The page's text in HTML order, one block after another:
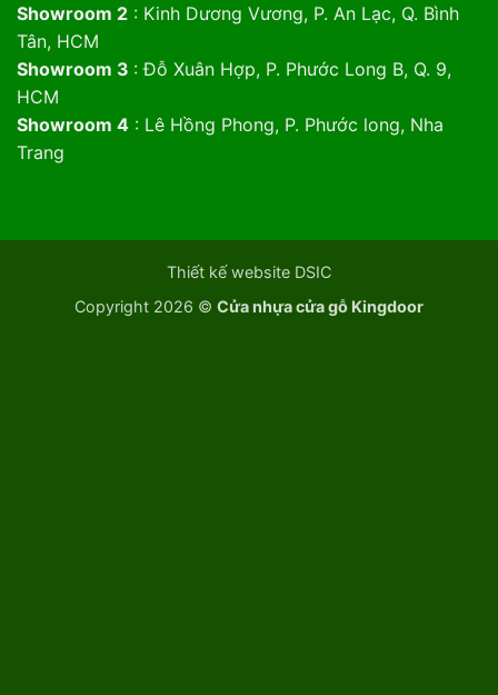
Showroom 2: Kinh Dương Vương, P. An Lạc, Q. Bình
Tân, HCM
Showroom 3 : Đỗ Xuân Hợp, P. Phước Long B, Q. 9,
HCM
Showroom 4: Lê Hồng Phong, P. Phước long, Nha
Trang
Thiết kế website DSIC
Copyright 2026 © Cửa nhựa cửa gỗ Kingdoor